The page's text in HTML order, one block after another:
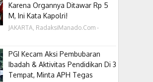
Karena Organnya Ditawar Rp 5
M, Ini Kata Kapolri!
JAKARTA, RadaksiManado.Com -
PGI Kecam Aksi Pembubaran
Ibadah & Aktivitas Pendidikan Di 3
Tempat, Minta APH Tegas